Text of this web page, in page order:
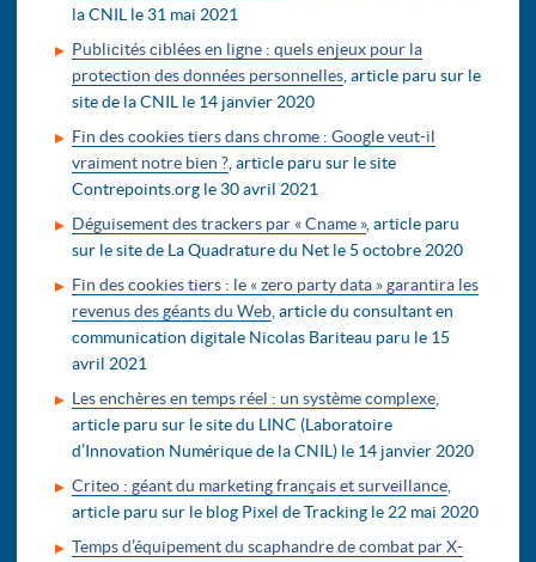
la CNIL le 31 mai 2021
Publicités ciblées en ligne : quels enjeux pour la
protection des données personnelles, article paru sur le
site de la CNIL le 14 janvier 2020
Fin des cookies tiers dans chrome : Google veut-il
vraiment notre bien ?, article paru sur le site
Contrepoints.org le 30 avril 2021
Déguisement des trackers par « Cname », article paru
sur le site de La Quadrature du Net le 5 octobre 2020
Fin des cookies tiers : le « zero party data » garantira les
revenus des géants du Web, article du consultant en
communication digitale Nicolas Bariteau paru le 15
avril 2021
Les enchères en temps réel : un système complexe,
article paru sur le site du LINC (Laboratoire
d’Innovation Numérique de la CNIL) le 14 janvier 2020
Criteo : géant du marketing français et surveillance,
article paru sur le blog Pixel de Tracking le 22 mai 2020
Temps d’équipement du scaphandre de combat par X-